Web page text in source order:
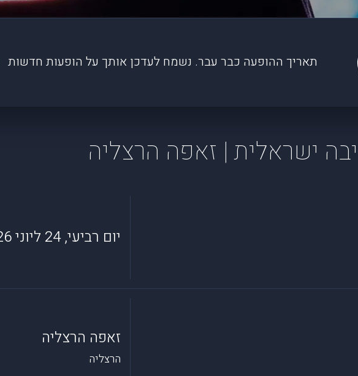
תאריך ההופעה כבר עבר. נשמח לעדכן אותך על הופעות חדשות
יום רביעי, 24 ליוני 2026
זאפה הרצליה
הרצליה